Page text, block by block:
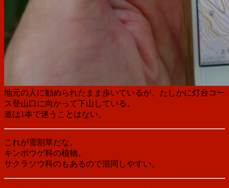
地元の人に勧められたまま歩いているが、たしかに灯台コー
ス登山口に向かって下山している。
道は1本で迷うことはない。
これが雪割草だな。
キンポウゲ科の植物。
サクラソウ科のもあるので混同しやすい。